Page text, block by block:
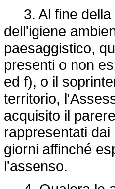
3. Al fine della
dell'igiene
paesaggistico,
presenti o non
ed f), o il
territorio,
acquisito il
rappresentati
giorni affinché
l'assenso.